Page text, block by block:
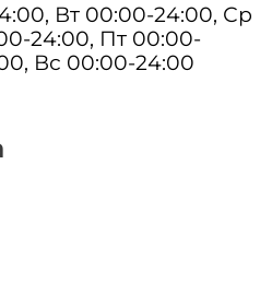
Вт 00:00-24:00, Ср
24:00, Пт 00:00-
Вс 00:00-24:00